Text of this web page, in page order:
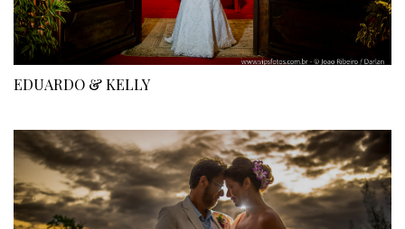
EDUARDO & KELLY